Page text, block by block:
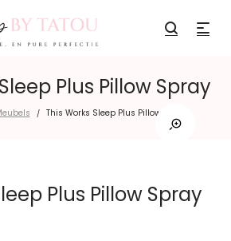
Plus Pillow Spray
/ This Works Sleep Plus Pillow Spray
Plus Pillow Spray